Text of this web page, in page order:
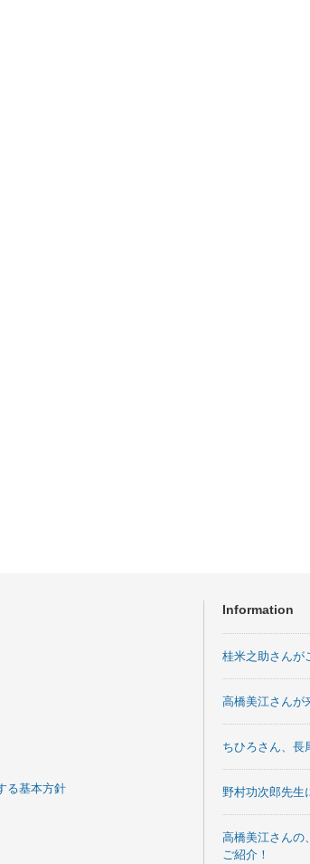
る基本方針
Information
桂米之助さんが
高橋美江さんが
ちひろさん、長
野村功次郎先
高橋美江さんの
ご紹介！